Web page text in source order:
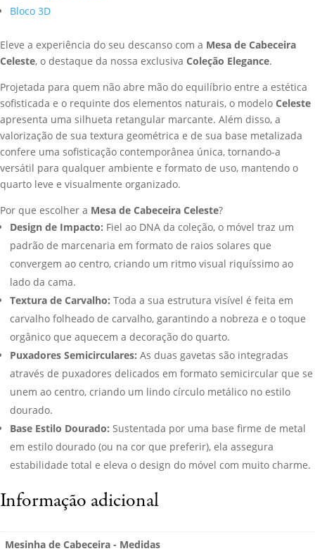
Bloco 3D
Eleve a experiência do seu descanso com a Mesa de Cabeceira
Celeste, o destaque da nossa exclusiva Coleção Elegance.
Projetada para quem não abre mão do equilíbrio entre a estética
sofisticada e o requinte dos elementos naturais, o modelo Celeste
apresenta uma silhueta retangular marcante. Além disso, a
valorização de sua textura geométrica e de sua base metalizada
confere uma sofisticação contemporânea única, tornando-a
versátil para qualquer ambiente e formato de uso, mantendo o
quarto leve e visualmente organizado.
Por que escolher a Mesa de Cabeceira Celeste?
Design de Impacto: Fiel ao DNA da coleção, o móvel traz um
padrão de marcenaria em formato de raios solares que
convergem ao centro, criando um ritmo visual riquíssimo ao
lado da cama.
Textura de Carvalho: Toda a sua estrutura visível é feita em
carvalho folheado de carvalho, garantindo a nobreza e o toque
orgânico que aquecem a decoração do quarto.
Puxadores Semicirculares: As duas gavetas são integradas
através de puxadores delicados em formato semicircular que se
unem ao centro, criando um lindo círculo metálico no estilo
dourado.
Base Estilo Dourado: Sustentada por uma base firme de metal
em estilo dourado (ou na cor que preferir), ela assegura
estabilidade total e eleva o design do móvel com muito charme.
Informação adicional
Mesinha de Cabeceira - Medidas